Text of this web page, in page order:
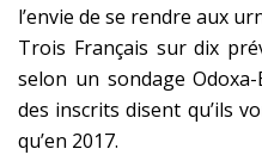
l’envie de se rendre aux
Trois Français sur dix
selon un sondage
des inscrits disent qu’ils
qu’en 2017.